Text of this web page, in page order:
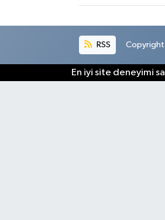
RSS Copyright
En iyi site deneyimi